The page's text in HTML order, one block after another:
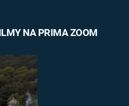
NA PRIMA ZOOM